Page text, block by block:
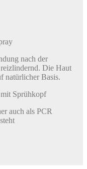
nach der
Die Haut
natürlicher Basis.
Sprühkopf
auch als PCR